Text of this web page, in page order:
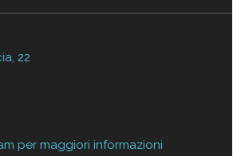
22
per maggiori informazioni